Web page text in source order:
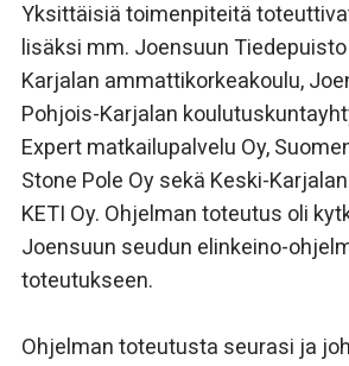
Yksittäisiä toimenpiteitä
lisäksi mm. Joensuun Tiedepuisto
Karjalan ammattikorkeakoulu,
Pohjois-Karjalan
Expert matkailupalvelu Oy,
Stone Pole Oy sekä Keski-
KETI Oy. Ohjelman toteutus oli
Joensuun seudun elinkeino-
toteutukseen.
Ohjelman toteutusta seurasi ja